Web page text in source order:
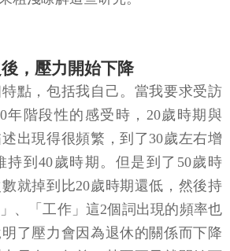
年階段性的感受時，20歲時期與
出現得很頻繁，到了30歲左右增
持到40歲時期。但是到了50歲時
數就掉到比20歲時期還低，然後持
、「工作」這2個詞出現的頻率也
了壓力會因為退休的關係而下降
早在10年前，甚至更早就開始下
降。